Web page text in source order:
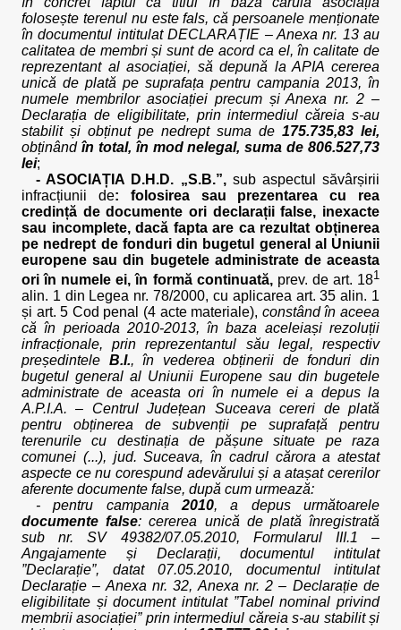
folosește terenul nu este fals, că persoanele menționate
în documentul intitulat DECLARAȚIE – Anexa nr. 13 au
calitatea de membri și sunt de acord ca el, în calitate de
reprezentant al asociației, să depună la APIA cererea
unică de plată pe suprafața pentru campania 2013, în
numele membrilor asociației precum și Anexa nr. 2 –
Declarația de eligibilitate, prin intermediul căreia s-au
stabilit și obținut pe nedrept suma de 175.735,83 lei,
obținând în total, în mod nelegal, suma de 806.527,73
lei;
- ASOCIAȚIA D.H.D. „S.B.”,sub aspectul săvârșirii
infracțiunii de: folosirea sau prezentarea cu rea
credință de documente ori declarații false, inexacte
sau incomplete, dacă fapta are ca rezultat obținerea
pe nedrept de fonduri din bugetul general al Uniunii
europene sau din bugetele administrate de aceasta
ori în numele ei, în formă continuată,prev. de art. 181
alin. 1 din Legea nr. 78/2000, cu aplicarea art. 35 alin. 1
și art. 5 Cod penal (4 acte materiale), constând în aceea
că în perioada 2010-2013, în baza aceleiași rezoluții
infracționale, prin reprezentantul său legal, respectiv
președintele B.I., în vederea obținerii de fonduri din
bugetul general al Uniunii Europene sau din bugetele
administrate de aceasta ori în numele ei a depus la
A.P.I.A. – Centrul Județean Suceava cereri de plată
pentru obținerea de subvenții pe suprafață pentru
terenurile cu destinația de pășune situate pe raza
comunei (...), jud. Suceava, în cadrul cărora a atestat
aspecte ce nu corespund adevărului și a atașat cererilor
aferente documente false, după cum urmează:
- pentru campania 2010, a depus următoarele
documente false: cererea unică de plată înregistrată
sub nr. SV 49382/07.05.2010, Formularul III.1 –
Angajamente și Declarații, documentul intitulat
”Declarație”, datat 07.05.2010, documentul intitulat
Declarație – Anexa nr. 32, Anexa nr. 2 – Declarație de
eligibilitate și document intitulat ”Tabel nominal privind
membrii asociației” prin intermediul căreia s-au stabilit și